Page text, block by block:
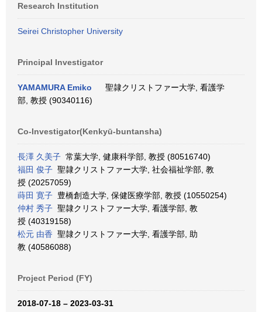
Research Institution
Seirei Christopher University
Principal Investigator
YAMAMURA Emiko
聖隷クリストファー大学, 看護学
部, 教授 (90340116)
Co-Investigator(Kenkyū-buntansha)
長澤 久美子 常葉大学, 健康科学部, 教授 (80516740)
福田 俊子 聖隷クリストファー大学, 社会福祉学部, 教
授 (20257059)
蒔田 寛子 豊橋創造大学, 保健医療学部, 教授 (10550254)
仲村 秀子 聖隷クリストファー大学, 看護学部, 教
授 (40319158)
松元 由香 聖隷クリストファー大学, 看護学部, 助
教 (40586088)
Project Period (FY)
2018-07-18 – 2023-03-31